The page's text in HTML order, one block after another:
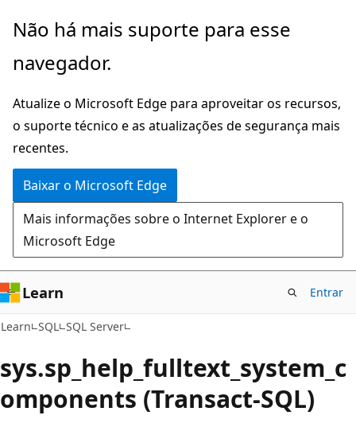
Pular
o
principal
Não há mais suporte para esse
navegador.
Atualize o Microsoft Edge para aproveitar os recursos,
o suporte técnico e as atualizações de segurança mais
recentes.
Baixar o Microsoft Edge
Mais informações sobre o Internet Explorer e o
Microsoft Edge
Learn Entrar
Learn SQL SQL Server
sys.sp_help_fulltext_system_c
omponents (Transact-SQL)